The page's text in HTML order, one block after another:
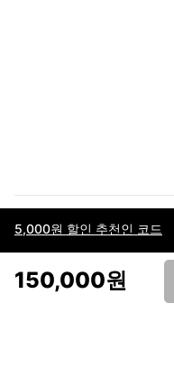
5,000원 할인 추천인 코드
150,000원
이용약관고객센터판매개